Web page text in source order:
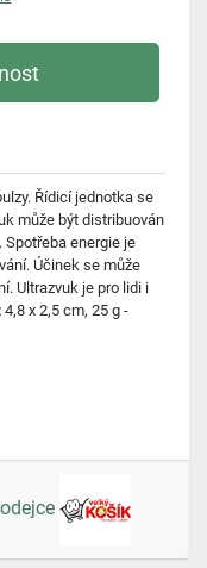
Řídicí jednotka se
může být distribuován
energie je
Účinek se může
Ultrazvuk je pro lidi i
x 2,5 cm, 25 g -